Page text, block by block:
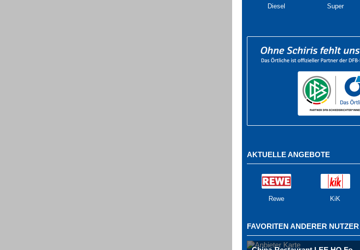
Diesel Super
AKTUELLE ANGEBOTE
Rewe KiK
FAVORITEN ANDERER NUTZER